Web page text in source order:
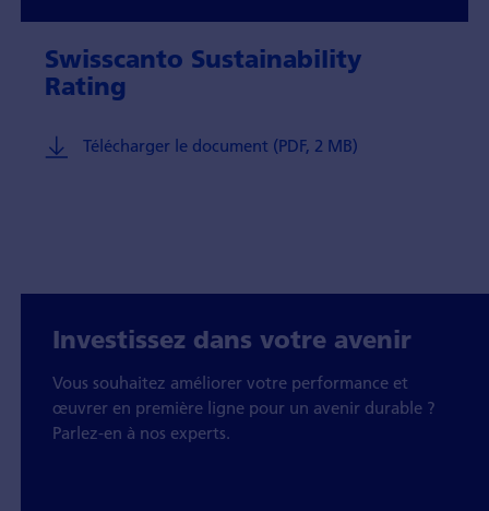
Swisscanto Sustainability
Rating
Télécharger le document (PDF, 2 MB)
Investissez dans votre avenir
Vous souhaitez améliorer votre performance et
œuvrer en première ligne pour un avenir durable ?
Parlez-en à nos experts.